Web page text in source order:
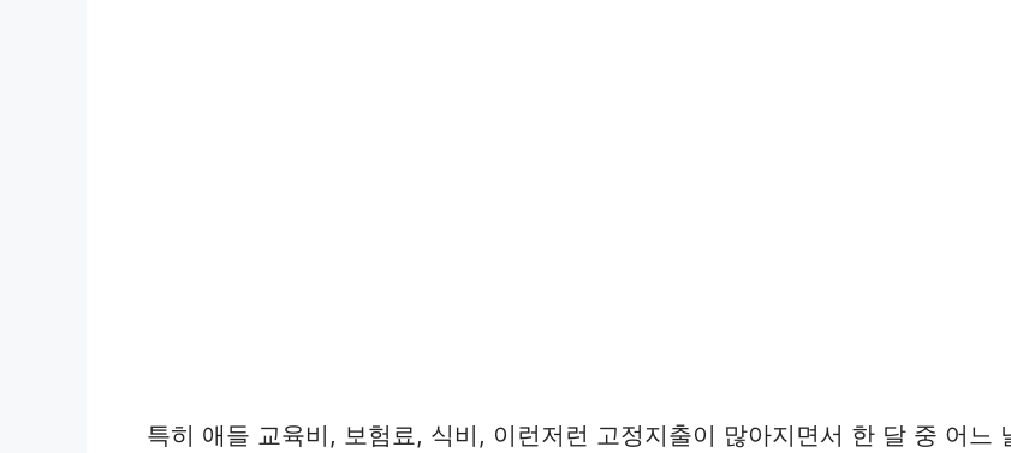
특히 애들 교육비, 보험료, 식비, 이런저런 고정지출이 많아지면서 한 달 중 어느